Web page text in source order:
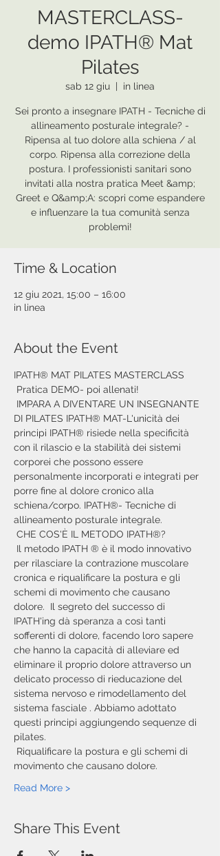
MASTERCLASS-
demo IPATH® Mat
Pilates
sab 12 giu in linea
Sei pronto a insegnare IPATH - Tecniche di
allineamento posturale integrale? -
Ripensa al tuo dolore alla schiena / al
corpo. Ripensa alla correzione della
postura. I professionisti sanitari sono
invitati alla nostra pratica Meet &amp;
Greet e Q&amp;A: scopri come espandere
e influenzare la tua comunità senza
problemi!
Time & Location
12 giu 2021, 15:00 – 16:00
in linea
About the Event
IPATH® MAT PILATES MASTERCLASS
Pratica DEMO- poi allenati!
DI PILATES IPATH® MAT-L'unicità dei
principi IPATH® risiede nella specificità
con il rilascio e la stabilità dei sistemi
corporei che possono essere
personalmente incorporati e integrati per
porre fine al dolore cronico alla
schiena/corpo. IPATH®- Tecniche di
allineamento posturale integrale.
CHE COS'È IL METODO IPATH®?
per rilasciare la contrazione muscolare
cronica e riqualificare la postura e gli
schemi di movimento che causano
dolore.  Il segreto del successo di
IPATH'ing dà speranza a così tanti
sofferenti di dolore, facendo loro sapere
che hanno la capacità di alleviare ed
eliminare il proprio dolore attraverso un
delicato processo di rieducazione del
sistema nervoso e rimodellamento del
sistema fasciale . Abbiamo adottato
questi principi aggiungendo sequenze di
pilates.
movimento che causano dolore.
Read More >
Share This Event